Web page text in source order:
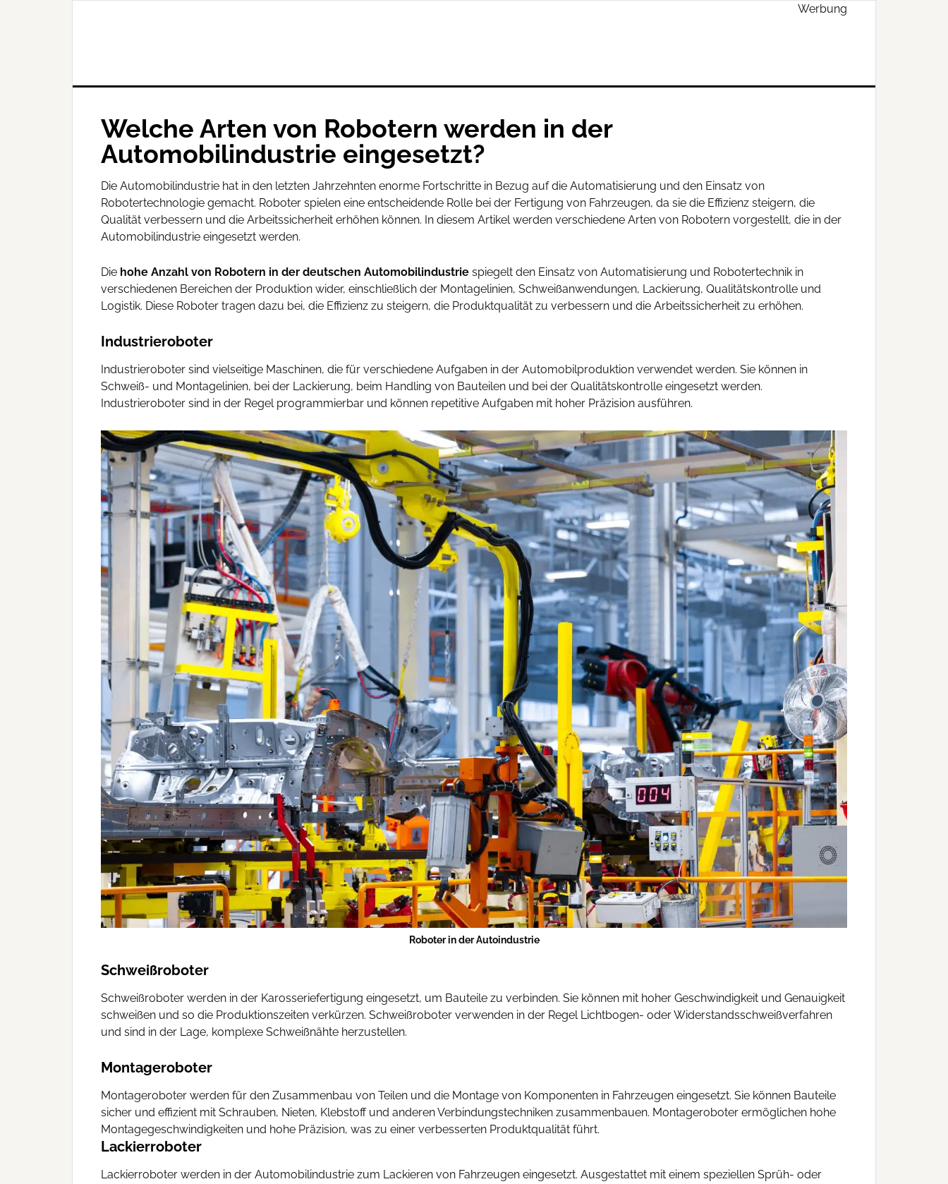
Werbung
Welche Arten von Robotern werden in der
Automobilindustrie eingesetzt?
Die Automobilindustrie hat in den letzten Jahrzehnten enorme Fortschritte in Bezug auf die Automatisierung und den Einsatz von
Robotertechnologie gemacht. Roboter spielen eine entscheidende Rolle bei der Fertigung von Fahrzeugen, da sie die Effizienz steigern, die
Qualität verbessern und die Arbeitssicherheit erhöhen können. In diesem Artikel werden verschiedene Arten von Robotern vorgestellt, die in der
Automobilindustrie eingesetzt werden.
Die hohe Anzahl von Robotern in der deutschen Automobilindustrie spiegelt den Einsatz von Automatisierung und Robotertechnik in
verschiedenen Bereichen der Produktion wider, einschließlich der Montagelinien, Schweißanwendungen, Lackierung, Qualitätskontrolle und
Logistik. Diese Roboter tragen dazu bei, die Effizienz zu steigern, die Produktqualität zu verbessern und die Arbeitssicherheit zu erhöhen.
Industrieroboter
Industrieroboter sind vielseitige Maschinen, die für verschiedene Aufgaben in der Automobilproduktion verwendet werden. Sie können in
Schweiß- und Montagelinien, bei der Lackierung, beim Handling von Bauteilen und bei der Qualitätskontrolle eingesetzt werden.
Industrieroboter sind in der Regel programmierbar und können repetitive Aufgaben mit hoher Präzision ausführen.
Roboter in der Autoindustrie
Schweißroboter
Schweißroboter werden in der Karosseriefertigung eingesetzt, um Bauteile zu verbinden. Sie können mit hoher Geschwindigkeit und Genauigkeit
schweißen und so die Produktionszeiten verkürzen. Schweißroboter verwenden in der Regel Lichtbogen- oder Widerstandsschweißverfahren
und sind in der Lage, komplexe Schweißnähte herzustellen.
Montageroboter
Montageroboter werden für den Zusammenbau von Teilen und die Montage von Komponenten in Fahrzeugen eingesetzt. Sie können Bauteile
sicher und effizient mit Schrauben, Nieten, Klebstoff und anderen Verbindungstechniken zusammenbauen. Montageroboter ermöglichen hohe
Montagegeschwindigkeiten und hohe Präzision, was zu einer verbesserten Produktqualität führt.
Lackierroboter
Lackierroboter werden in der Automobilindustrie zum Lackieren von Fahrzeugen eingesetzt. Ausgestattet mit einem speziellen Sprüh- oder